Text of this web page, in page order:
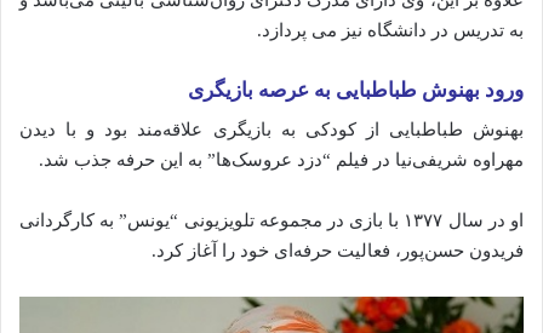
به تدریس در دانشگاه نیز می‌ پردازد.
ورود بهنوش طباطبایی به عرصه بازیگری
بهنوش طباطبایی از کودکی به بازیگری علاقه‌مند بود و با دیدن
مهراوه شریفی‌نیا در فیلم “دزد عروسک‌ها” به این حرفه جذب شد.
او در سال ۱۳۷۷ با بازی در مجموعه تلویزیونی “یونس” به کارگردانی
فریدون حسن‌پور، فعالیت حرفه‌ای خود را آغاز کرد.